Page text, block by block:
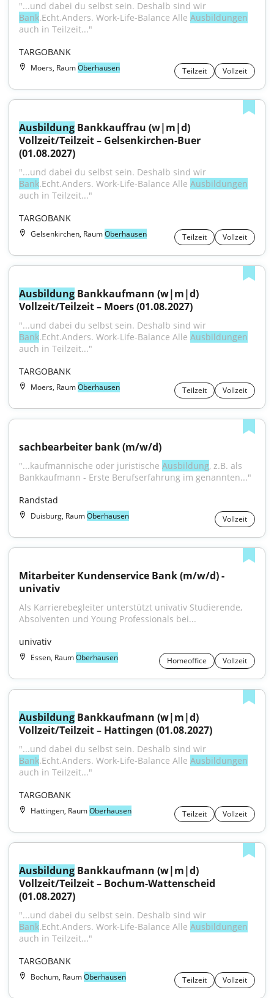
Bank.Echt.Anders. Work-Life-Balance Alle Ausbildungen
auch in Teilzeit..."
TARGOBANK
Moers, RaumOberhausen Teilzeit Vollzeit
Ausbildung Bankkauffrau (w|m|d)
Vollzeit/Teilzeit – Gelsenkirchen-Buer
(01.08.2027)
Bank.Echt.Anders. Work-Life-Balance Alle Ausbildungen
auch in Teilzeit..."
TARGOBANK
Gelsenkirchen, RaumOberhausen Teilzeit Vollzeit
Ausbildung Bankkaufmann (w|m|d)
Vollzeit/Teilzeit – Moers (01.08.2027)
Bank.Echt.Anders. Work-Life-Balance Alle Ausbildungen
auch in Teilzeit..."
TARGOBANK
Moers, RaumOberhausen Teilzeit Vollzeit
sachbearbeiter bank (m/w/d)
"...kaufmännische oder juristische Ausbildung, z.B. als
Bankkaufmann - Erste Berufserfahrung im genannten..."
Randstad
Duisburg, RaumOberhausen Vollzeit
Mitarbeiter Kundenservice Bank (m/w/d) -
univativ
Als Karrierebegleiter unterstützt univativ Studierende,
Absolventen und Young Professionals bei...
univativ
Essen, RaumOberhausen Homeoffice Vollzeit
Ausbildung Bankkaufmann (w|m|d)
Vollzeit/Teilzeit – Hattingen (01.08.2027)
Bank.Echt.Anders. Work-Life-Balance Alle Ausbildungen
auch in Teilzeit..."
TARGOBANK
Hattingen, RaumOberhausen Teilzeit Vollzeit
Ausbildung Bankkaufmann (w|m|d)
Vollzeit/Teilzeit – Bochum-Wattenscheid
(01.08.2027)
Bank.Echt.Anders. Work-Life-Balance Alle Ausbildungen
auch in Teilzeit..."
TARGOBANK
Bochum, RaumOberhausen Teilzeit Vollzeit